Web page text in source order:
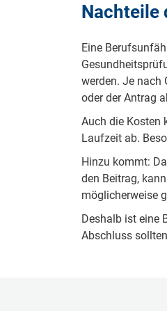
Nachteile
Eine
werden. Je nach
oder der Antrag
Auch die Kosten
Laufzeit ab.
Hinzu kommt:
den Beitrag,
möglicherweise
Deshalb ist eine
Abschluss